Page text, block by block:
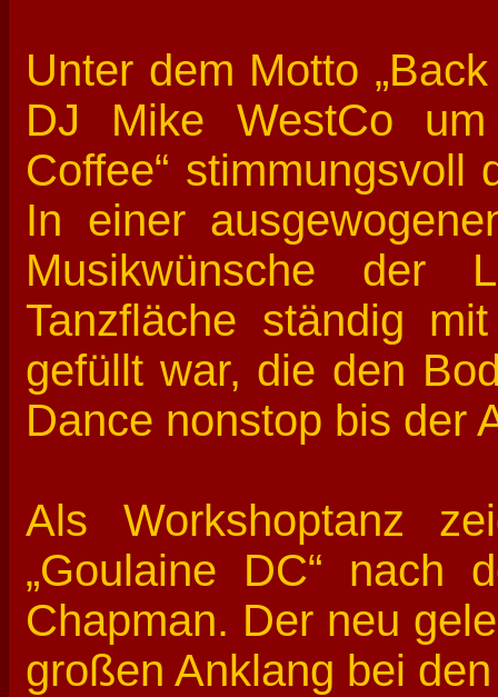
Unter dem Motto
DJ Mike WestCo
Coffee“ stimmungsvoll
In einer
Musikwünsche
Tanzfläche ständig
gefüllt war, die den
Dance nonstop bis der
Als Workshoptanz
„Goulaine DC“ nach
Chapman. Der neu
großen Anklang bei